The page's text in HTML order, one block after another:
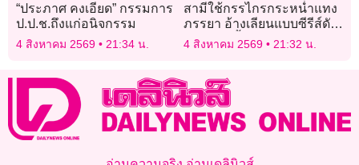
“ประภาศ คงเอียด” กรรมการ
ป.ป.ช.ถึงแก่อนิจกรรม
4 สิงหาคม 2569 21:34 น.
สามีใช้กรรไกรกระหน่ำแทง
ภรรยา อ้างเลียนแบบซีรีส์ดัง
แต่พลาดทิ้งอาวุธสังหารไว้
4 สิงหาคม 2569 21:32 น.